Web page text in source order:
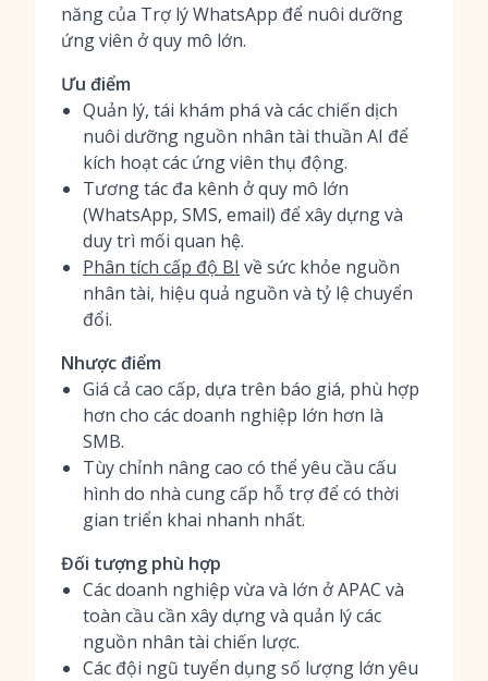
năng của Trợ lý WhatsApp để nuôi dưỡng
ứng viên ở quy mô lớn.
Ưu điểm
Quản lý, tái khám phá và các chiến dịch
nuôi dưỡng nguồn nhân tài thuần AI để
kích hoạt các ứng viên thụ động.
Tương tác đa kênh ở quy mô lớn
(WhatsApp, SMS, email) để xây dựng và
duy trì mối quan hệ.
Phân tích cấp độ BI về sức khỏe nguồn
nhân tài, hiệu quả nguồn và tỷ lệ chuyển
đổi.
Nhược điểm
Giá cả cao cấp, dựa trên báo giá, phù hợp
hơn cho các doanh nghiệp lớn hơn là
SMB.
Tùy chỉnh nâng cao có thể yêu cầu cấu
hình do nhà cung cấp hỗ trợ để có thời
gian triển khai nhanh nhất.
Đối tượng phù hợp
Các doanh nghiệp vừa và lớn ở APAC và
toàn cầu cần xây dựng và quản lý các
nguồn nhân tài chiến lược.
Các đội ngũ tuyển dụng số lượng lớn yêu